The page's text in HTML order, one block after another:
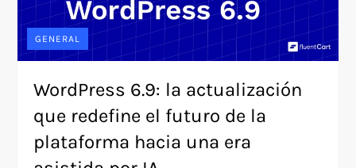
GENERAL
WordPress 6.9: la actualización
que redefine el futuro de la
plataforma hacia una era